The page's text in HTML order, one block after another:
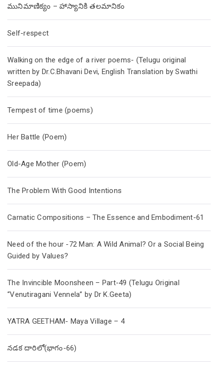
మునిమాణిక్యం – హాస్యానికి తలమానికం
Self-respect
Walking on the edge of a river poems- (Telugu original
written by Dr.C.Bhavani Devi, English Translation by Swathi
Sreepada)
Tempest of time (poems)
Her Battle (Poem)
Old-Age Mother (Poem)
The Problem With Good Intentions
Carnatic Compositions – The Essence and Embodiment-61
Need of the hour -72 Man: A Wild Animal? Or a Social Being
Guided by Values?
The Invincible Moonsheen – Part-49 (Telugu Original
“Venutiragani Vennela” by Dr K.Geeta)
YATRA GEETHAM- Maya Village – 4
నడక దారిలో(భాగం-66)